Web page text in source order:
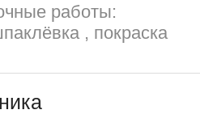
работы:
, покраска